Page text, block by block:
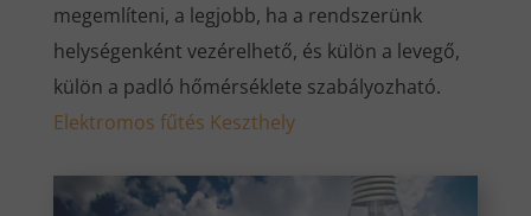
megemlíteni, a legjobb, ha a rendszerünk
helységenként vezérelhető, és külön a levegő,
külön a padló hőmérséklete szabályozható.
Elektromos fűtés Keszthely